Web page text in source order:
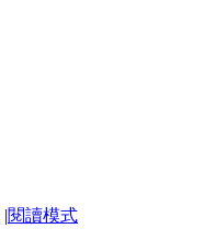
|閱讀模式